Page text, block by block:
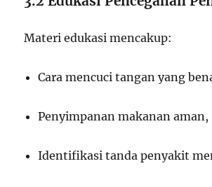
Materi edukasi mencakup:
Cara mencuci tangan yang
Penyimpanan makanan aman,
Identifikasi tanda penyakit